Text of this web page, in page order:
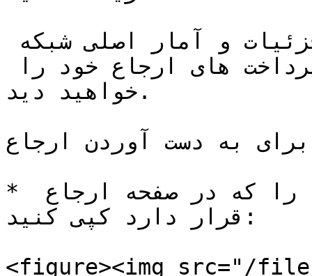
خواهید دید.
برای به دست آوردن ارجاع:
* پیوند ارجاع منحصر به فرد خود را که در صفحه ارجاع
قرار دارد کپی کنید:
<figure><img src="/files/